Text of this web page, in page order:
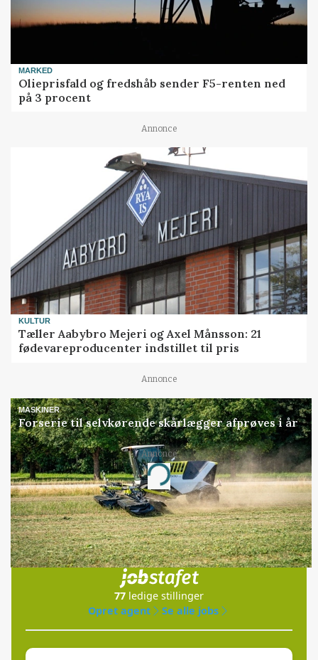
MARKED
Olieprisfald og fredshåb sender F5-renten ned
på 3 procent
Annonce
KULTUR
Tæller Aabybro Mejeri og Axel Månsson: 21
fødevareproducenter indstillet til pris
Annonce
MASKINER
Forserie til selvkørende skårlægger afprøves i år
Annonce
Loading...
Jobs
i samarbejde med
77 ledige stillinger
Opret agent
Se alle jobs